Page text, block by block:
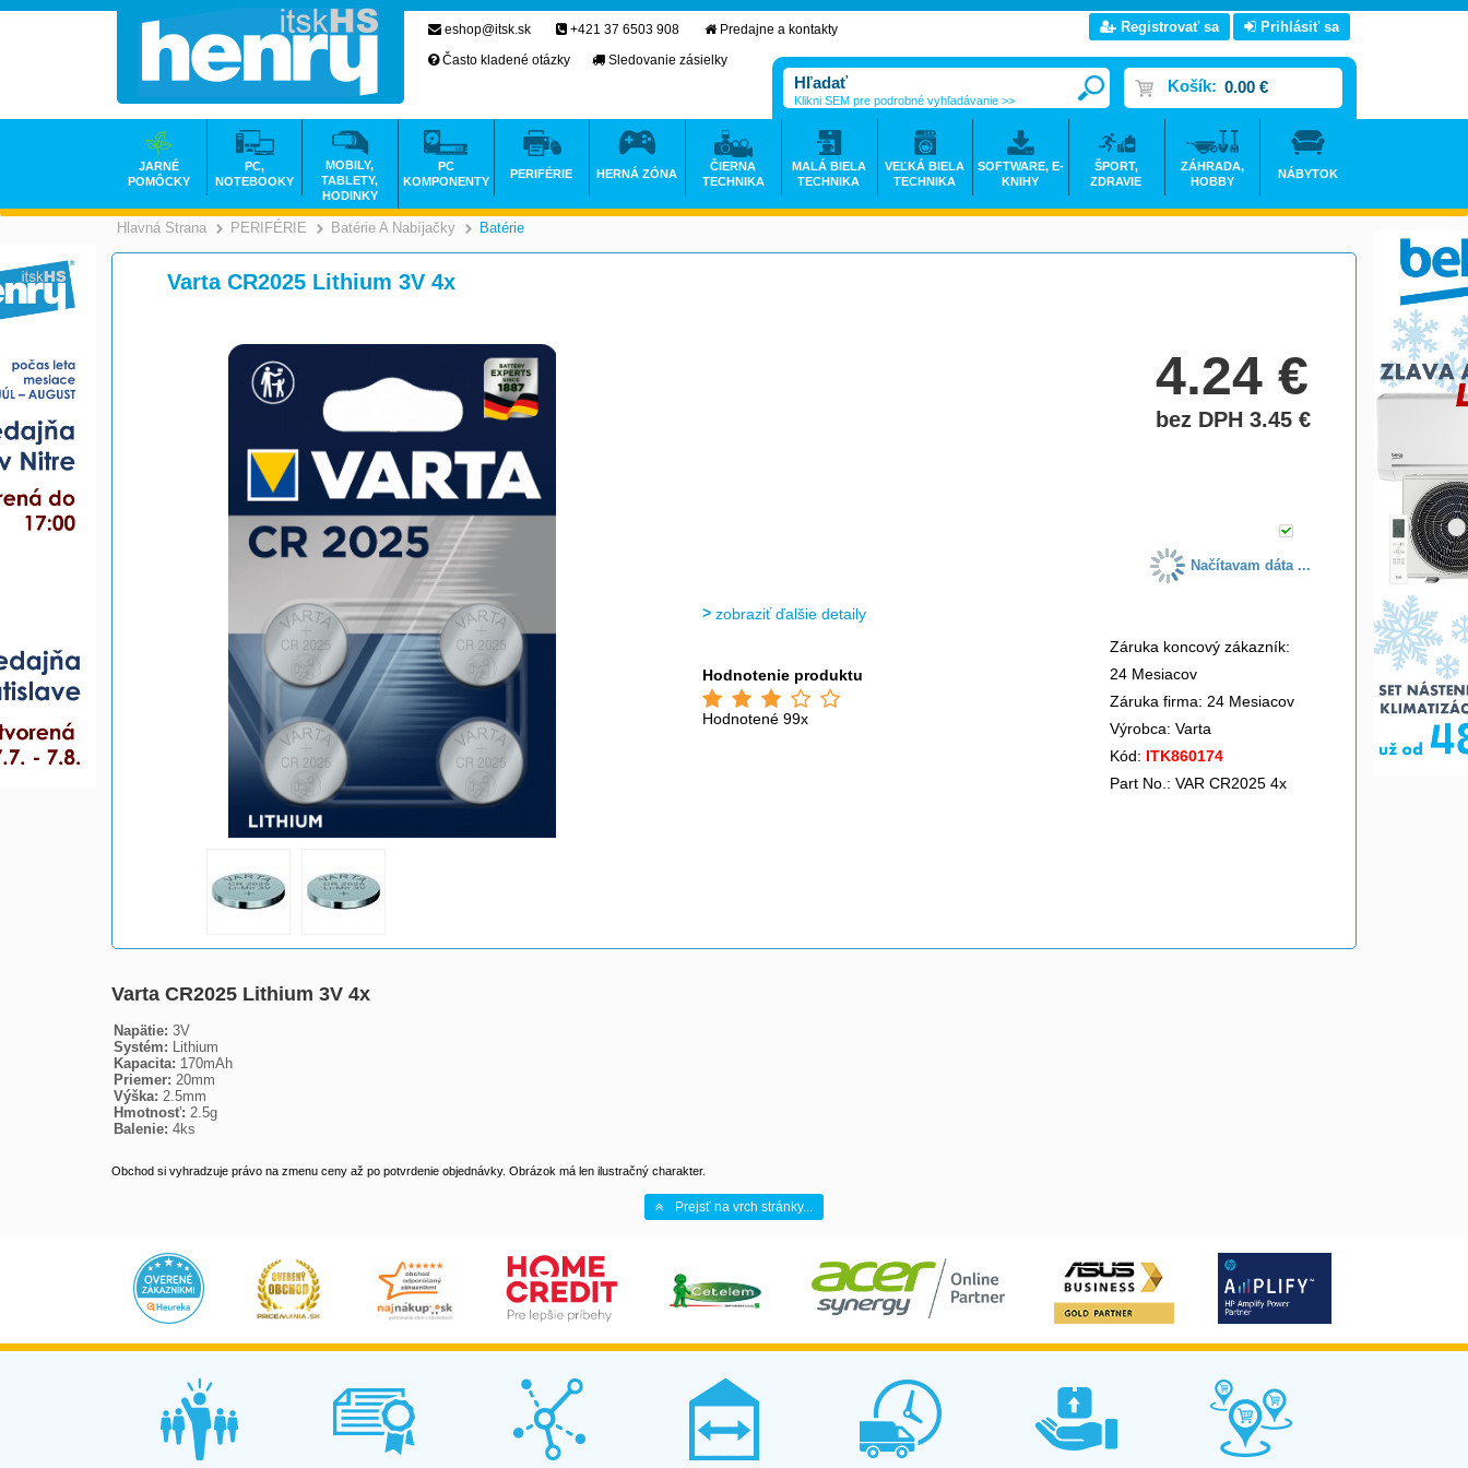
Hlavná Strana >
PERIFÉRIE >
Batérie A Nabíjačky >
Batérie
Varta CR2025 Lithium 3V 4x
4.24€
bez DPH 3.45€
Načítavam dáta ...
zobraziť ďalšie detaily
Hodnotenie produktu
Hodnotené 99x
Záruka koncový zákazník:
24 Mesiacov
Záruka firma: 24 Mesiacov
Výrobca: Varta
Kód: ITK860174
Part No.: VAR CR2025 4x
Varta CR2025 Lithium 3V 4x
Napätie: 3V
Systém: Lithium
Kapacita: 170mAh
Priemer: 20mm
Výška: 2.5mm
Hmotnosť: 2.5g
Balenie: 4ks
Obchod si vyhradzuje právo na zmenu ceny až po potvrdenie objednávky. Obrázok má len ilustračný charakter.
Prejsť na vrch stránky...
eshop@itsk.sk +421 37 6503 908
Predajne a kontakty
Často kladené otázky
Sledovanie zásielky
Registrovať sa Prihlásiť sa
Košík: 0.00 €
Klikni SEM pre podrobné vyhľadávanie >>
JARNÉ
POMÔCKY
PC,
NOTEBOOKY
MOBILY,
TABLETY,
HODINKY
PC
KOMPONENTY
PERIFÉRIE HERNÁ ZÓNA
ČIERNA
TECHNIKA
MALÁ BIELA
TECHNIKA
VEĽKÁ BIELA
TECHNIKA
SOFTWARE, E-
KNIHY
ŠPORT,
ZDRAVIE
ZÁHRADA,
HOBBY
NÁBYTOK